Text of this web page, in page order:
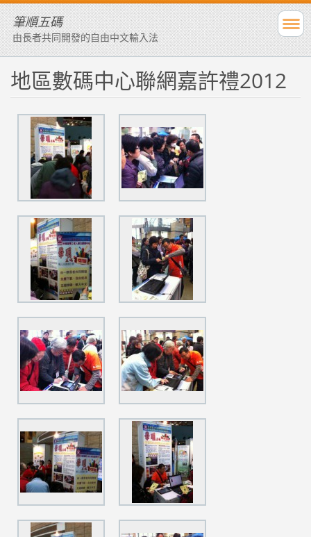
筆順五碼
由長者共同開發的自由中文輸入法
地區數碼中心聯網嘉許禮2012